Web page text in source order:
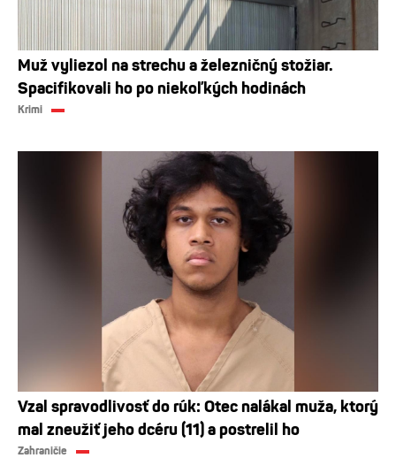
Muž vyliezol na strechu a železničný stožiar.
Spacifikovali ho po niekoľkých hodinách
Krimi
Vzal spravodlivosť do rúk: Otec nalákal muža, ktorý
mal zneužiť jeho dcéru (11) a postrelil ho
Zahraničie